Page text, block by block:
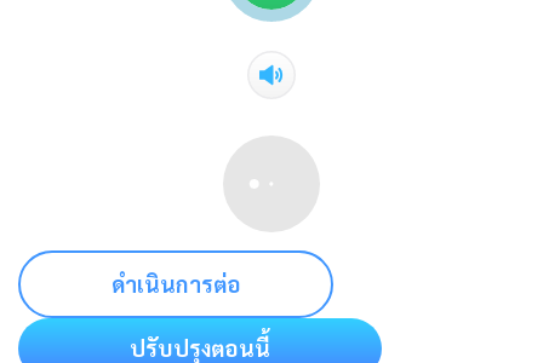
ดำเนินการต่อ
ปรับปรุงตอนนี้